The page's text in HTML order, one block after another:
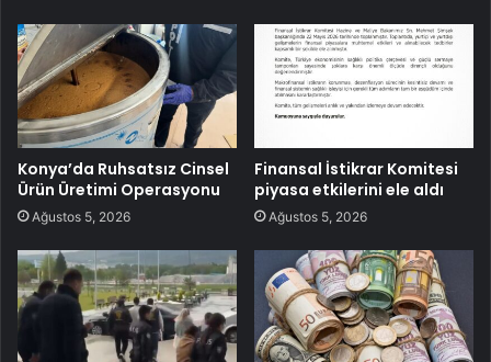
Konya’da Ruhsatsız Cinsel
Ürün Üretimi Operasyonu
Ağustos 5, 2026
Finansal İstikrar Komitesi
piyasa etkilerini ele aldı
Ağustos 5, 2026